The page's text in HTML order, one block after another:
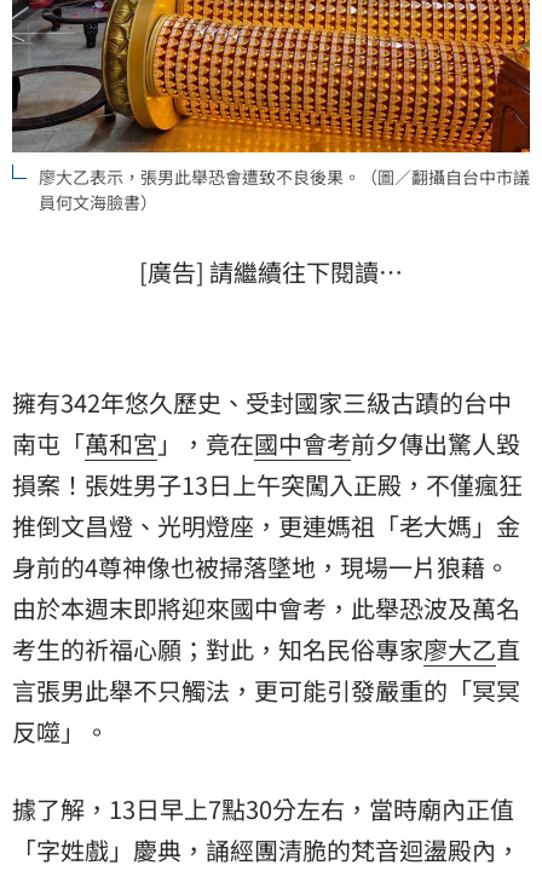
廖大乙表示，張男此舉恐會遭致不良後果。（圖／翻攝自台中市議
員何文海臉書）
[廣告] 請繼續往下閱讀…
擁有342年悠久歷史、受封國家三級古蹟的台中
南屯「萬和宮 」，竟在國中會考前夕傳出驚人毀
損案！張姓男子13日上午突闖入正殿，不僅瘋狂
推倒文昌燈、光明燈座，更連媽祖「老大媽」金
身前的4尊神像也被掃落墜地，現場一片狼藉。
由於本週末即將迎來國中會考，此舉恐波及萬名
考生的祈福心願；對此，知名民俗專家廖大乙直
言張男此舉不只觸法，更可能引發嚴重的「冥冥
反噬」。
據了解，13日早上7點30分左右，當時廟內正值
「字姓戲」慶典，誦經團清脆的梵音迴盪殿內，